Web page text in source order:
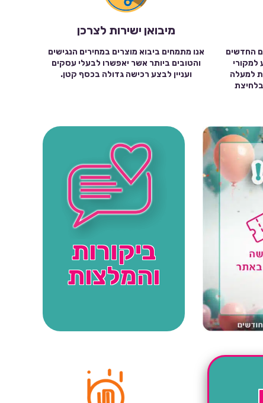
החדשים
למקורי
למעלה
בלחיצת
מיבואן ישירות לצרכן
אנו מתמחים ביבוא מוצרים במחירים הנגישים
והטובים ביותר אשר יאפשרו לבעלי עסקים
ועניין לבצע רכישה גדולה בכסף קטן.
ביקורות
והמלצות